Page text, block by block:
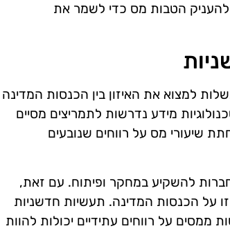
להעניק הטבות מס כדי לשמר את
למצוא את האיזון בין הכנסות המדינה
מידע נדרשות לתמריצים מסיים
שיעורי מס על רווחים שנובעים
להשקיע במחקר ופיתוח. עם זאת,
על הכנסות המדינה. תעשיות חדשניות
ממסים על רווחים עתידיים יכולות להוות